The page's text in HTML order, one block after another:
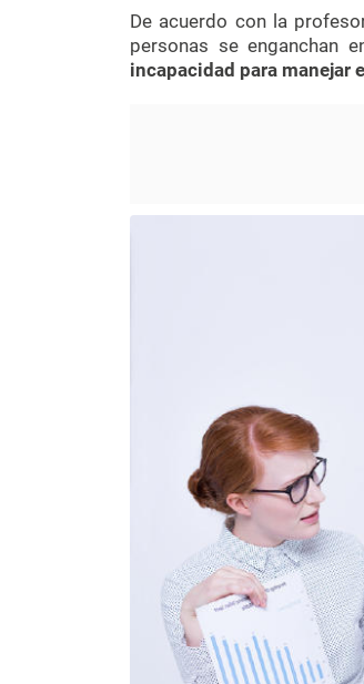
De acuerdo con la
personas se enganchan
incapacidad para manejar